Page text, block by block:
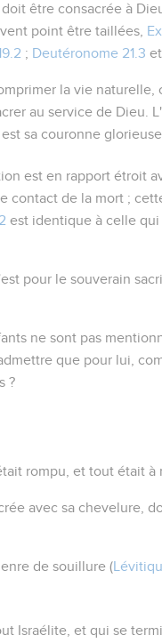
être consacrée à
point être taillées,
; Deutéronome 21.3
la vie naturelle,
au service de Dieu.
sa couronne
est en rapport étroit
contact de la mort ;
est identique à celle
pour le souverain
ne sont pas
que pour lui,
?
rompu, et tout était à
avec sa chevelure,
de souillure (
Israélite, et qui se